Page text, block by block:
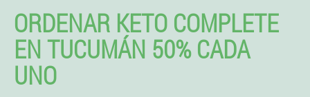
ORDENAR KETO COMPLETE
EN TUCUMÁN 50% CADA
UNO